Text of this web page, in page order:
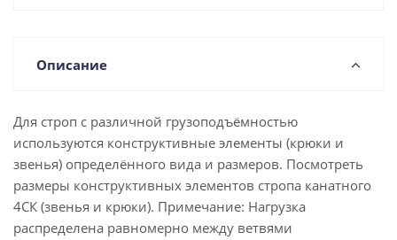
Описание
Для строп с различной грузоподъёмностью
используются конструктивные элементы (крюки и
звенья) определённого вида и размеров. Посмотреть
размеры конструктивных элементов стропа канатного
4СК (звенья и крюки). Примечание: Нагрузка
распределена равномерно между ветвями